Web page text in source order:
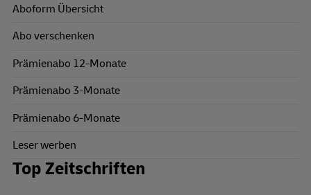
Aboform Übersicht
Abo verschenken
Prämienabo 12-Monate
Prämienabo 3-Monate
Prämienabo 6-Monate
Leser werben
Top Zeitschriften